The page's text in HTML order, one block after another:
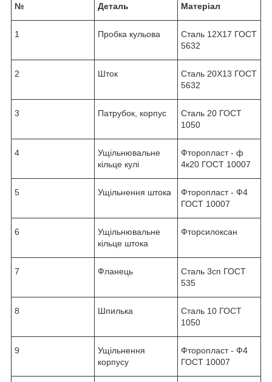
№ Деталь Матеріал
1 Пробка кульова
Сталь 12Х17 ГОСТ
5632
2 Шток
Сталь 20Х13 ГОСТ
5632
3 Патрубок, корпус
Сталь 20 ГОСТ
1050
4
Ущільнювальне
кільце кулі
Фторопласт - ф
4к20 ГОСТ 10007
5 Ущільнення штока
Фторопласт - Ф4
ГОСТ 10007
6
Ущільнювальне
кільце штока
Фторсилоксан
7 Фланець
Сталь 3сп ГОСТ
535
8 Шпилька
Сталь 10 ГОСТ
1050
9
Ущільнення
корпусу
Фторопласт - Ф4
ГОСТ 10007